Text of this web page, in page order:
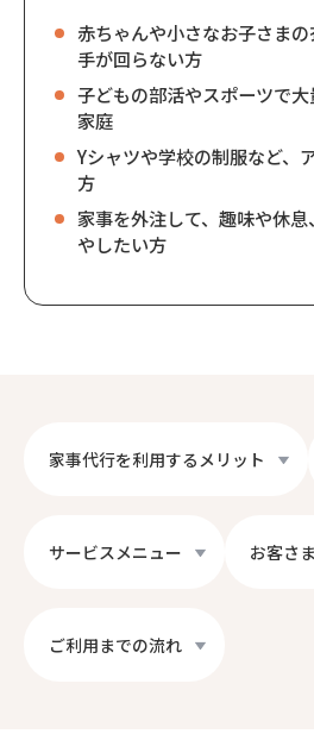
赤ちゃんや小さなお子さま
手が回らない方
子どもの部活やスポーツで
家庭
Yシャツや学校の制服など、
方
家事を外注して、趣味や休
やしたい方
家事代行を利用するメリット
サービスメニュー お客さ
ご利用までの流れ